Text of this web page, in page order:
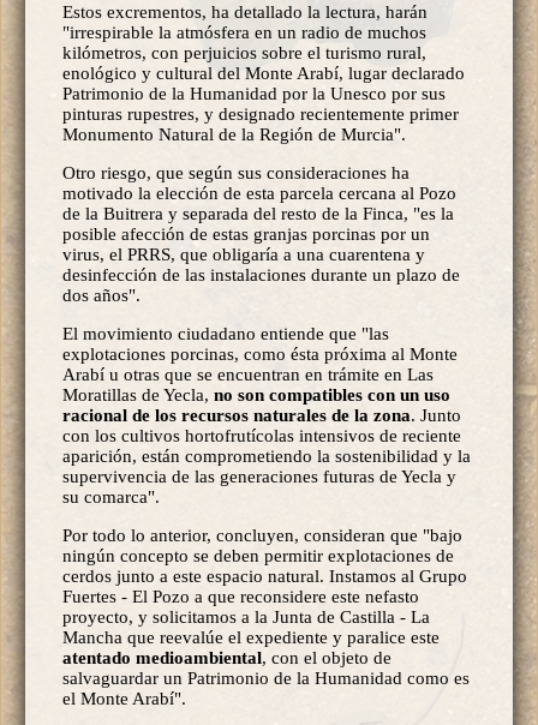
Estos excrementos, ha detallado la lectura, harán
"irrespirable la atmósfera en un radio de muchos
kilómetros, con perjuicios sobre el turismo rural,
enológico y cultural del Monte Arabí, lugar declarado
Patrimonio de la Humanidad por la Unesco por sus
pinturas rupestres, y designado recientemente primer
Monumento Natural de la Región de Murcia".
Otro riesgo, que según sus consideraciones ha
motivado la elección de esta parcela cercana al Pozo
de la Buitrera y separada del resto de la Finca, "es la
posible afección de estas granjas porcinas por un
virus, el PRRS, que obligaría a una cuarentena y
desinfección de las instalaciones durante un plazo de
dos años".
El movimiento ciudadano entiende que "las
explotaciones porcinas, como ésta próxima al Monte
Arabí u otras que se encuentran en trámite en Las
Moratillas de Yecla, no son compatibles con un uso
racional de los recursos naturales de la zona. Junto
con los cultivos hortofrutícolas intensivos de reciente
aparición, están comprometiendo la sostenibilidad y la
supervivencia de las generaciones futuras de Yecla y
su comarca".
Por todo lo anterior, concluyen, consideran que "bajo
ningún concepto se deben permitir explotaciones de
cerdos junto a este espacio natural. Instamos al Grupo
Fuertes - El Pozo a que reconsidere este nefasto
proyecto, y solicitamos a la Junta de Castilla - La
Mancha que reevalúe el expediente y paralice este
atentado medioambiental, con el objeto de
salvaguardar un Patrimonio de la Humanidad como es
el Monte Arabí".